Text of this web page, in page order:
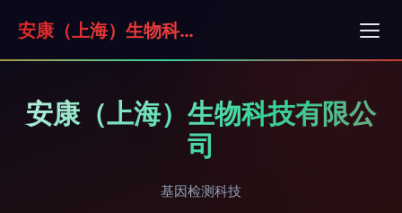
安康（上海）生物科技有限公司
安康（上海）生物科技有限公
司
基因检测科技